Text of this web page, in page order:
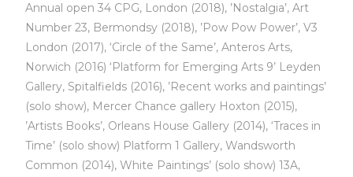
Annual open 34 CPG, London (2018), ’Nostalgia’, Art
Number 23, Bermondsy (2018), ’Pow Pow Power’, V3
London (2017), ‘Circle of the Same’, Anteros Arts,
Norwich (2016) ‘Platform for Emerging Arts 9’ Leyden
Gallery, Spitalfields (2016), ’Recent works and paintings’
(solo show), Mercer Chance gallery Hoxton (2015),
’Artists Books’, Orleans House Gallery (2014), ‘Traces in
Time’ (solo show) Platform 1 Gallery, Wandsworth
Common (2014), White Paintings’ (solo show) 13A,